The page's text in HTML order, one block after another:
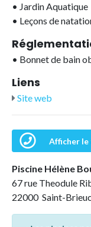
• Jardin Aquatique
• Leçons de
• Bonnet de bain
Liens
Site web
Afficher
Piscine Hélène
67 rue Theodule
22000 Saint-Brieuc